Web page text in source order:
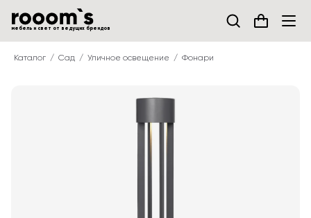
мебель и свет от ведущих брендов
Каталог Сад Уличное освещение Фонари